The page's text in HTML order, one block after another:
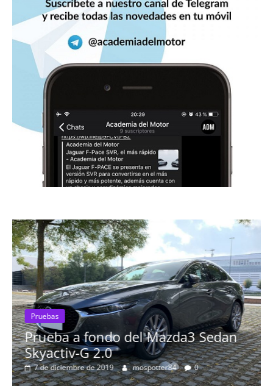
del Mazda3 Sedan
2.0
de 2019 mospotter84 0
Pruebas
Probamos
más